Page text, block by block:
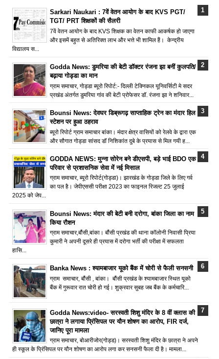
Sarkari Naukari : 7वें वेतन आयोग के बाद KVS PGT/
TGT/ PRT शिक्षकों की सैलरी
7वें वेतन आयोग के बाद KVS शिक्षक का वेतन काफी आकर्षक हो जाएगा
और इसमें बहुत से अतिरिक्त लाभ और भत्ते भी शामिल हैं। केन्द्रीय
विद्यालय स...
Godda News: डुमरिया की बेटी डॉक्टर रंजना झा बनीं कुलपति/
बढ़ाया गोड्डा का मान
ग्राम समाचार, गोड्डा ब्यूरो रिपोर्ट:- दिल्ली टेक्निकल यूनिवर्सिटी मे सदर
प्रखंड अंतर्गत डुमरिया गांव की बेटी प्रोफेसर डॉ. रंजना झा ने शनिवार...
Bounsi News: देवघर डिब्रूगढ़ साप्ताहिक ट्रेन का मंदार हिल
स्टेशन पर हुआ ठहराव
ब्यूरो रिपोर्ट ग्राम समाचार बांका। मंदार क्षेत्र वासियों को रेलवे के द्वारा एक
और सौगात गोड्डा सांसद डॉ निशिकांत दुबे के प्रयास से मिल गयी ह...
GODDA NEWS: मुन्ना सोरेन बने डीएसपी, बड़े भाई BDO एक
परिवार से प्रशासनिक सेवा में नई मिसाल
ग्राम समाचार, ब्यूरो रिपोर्ट(गोड्डा)। झारखंड के गोड्डा जिले के लिए गर्व
का पल है। जेपीएससी परीक्षा 2023 का फाइनल रिजल्ट 25 जुलाई
2025 को जेप...
Bounsi News: मंदार की बेटी बनी दरोगा, बांका जिला का नाम
किया रौशन
ग्राम समाचार,बौंसी,बांका। बौंसी प्रखंड की थाना कॉलोनी निवासी प्रिया
कुमारी ने अपनी दूसरे ही प्रयास में दरोगा भर्ती की परीक्षा में सफलता
हासि...
Banka News : श्यामबाजार यूको बैंक में चोरी से फैली सनसनी
ग्राम समाचार, बौंसी , बांका। बौंसी प्रखंड के श्यामबाजार स्थित यूको
बैंक में गुरूवार रात चोरी हो गई। शुक्रवार सुबह जब बैंक के कर्मचारि...
Godda News:video- सरस्वती शिशु मंदिर के 8 वीं क्लास की
छात्रा ने लगाया प्रिंसिपल पर यौन शोषण का आरोप, FIR दर्ज,
जानिए पूरा मामला
ग्राम समाचार, बोआरीजोर(गोड्ड)। सरस्वती शिशु मंदिर के छात्रा ने अपने
ही स्कूल के प्रिंसिपल पर यौन शोषण का आरोप लगा कर सनसनी फैला दी है। मामला...